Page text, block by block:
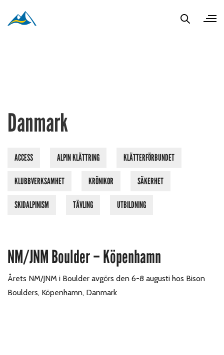
Danmark
ACCESS ALPIN KLÄTTRING KLÄTTERFÖRBUNDET
KLUBBVERKSAMHET KRÖNIKOR SÄKERHET
SKIDALPINISM TÄVLING UTBILDNING
NM/JNM Boulder – Köpenhamn
Årets NM/JNM i Boulder avgörs den 6-8 augusti hos Bison
Boulders, Köpenhamn, Danmark